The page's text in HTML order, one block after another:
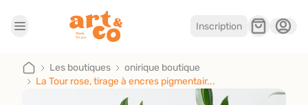
Inscription
Les boutiques
Je suis artisan
Les boutiques
onirique boutique
La Tour rose, tirage à encres pigmentair...